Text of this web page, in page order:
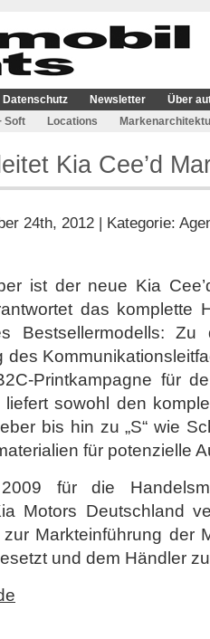
Datenschutz Newsletter
Über
Soft Locations
Kia Cee’d
24th, 2012 | Kategorie:
ist der neue Kia
das komplette
Bestsellermodells: Zu
des
Printkampagne für
sowohl den
bis hin zu „S“ wie
für potenzielle
für die
Motors Deutschland
Markteinführung der
und dem Händler